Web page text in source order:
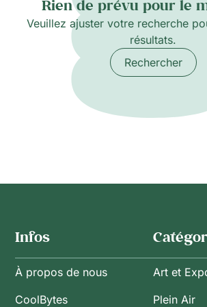
Rien de prévu pour le
Veuillez ajuster votre recherche
résultats.
Rechercher
Infos
À propos de nous
CoolBytes
Art et
Plein Air